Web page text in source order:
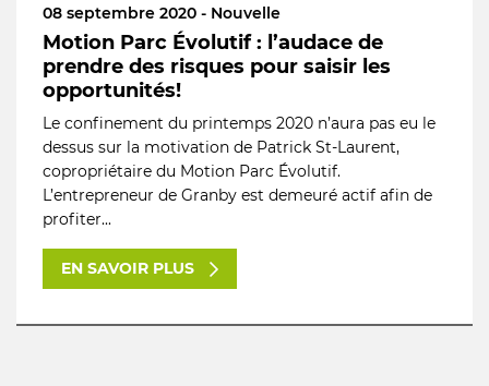
08 septembre 2020 - Nouvelle
Motion Parc Évolutif : l’audace de
prendre des risques pour saisir les
opportunités!
Le confinement du printemps 2020 n’aura pas eu le
dessus sur la motivation de Patrick St-Laurent,
copropriétaire du Motion Parc Évolutif.
L’entrepreneur de Granby est demeuré actif afin de
profiter...
EN SAVOIR PLUS